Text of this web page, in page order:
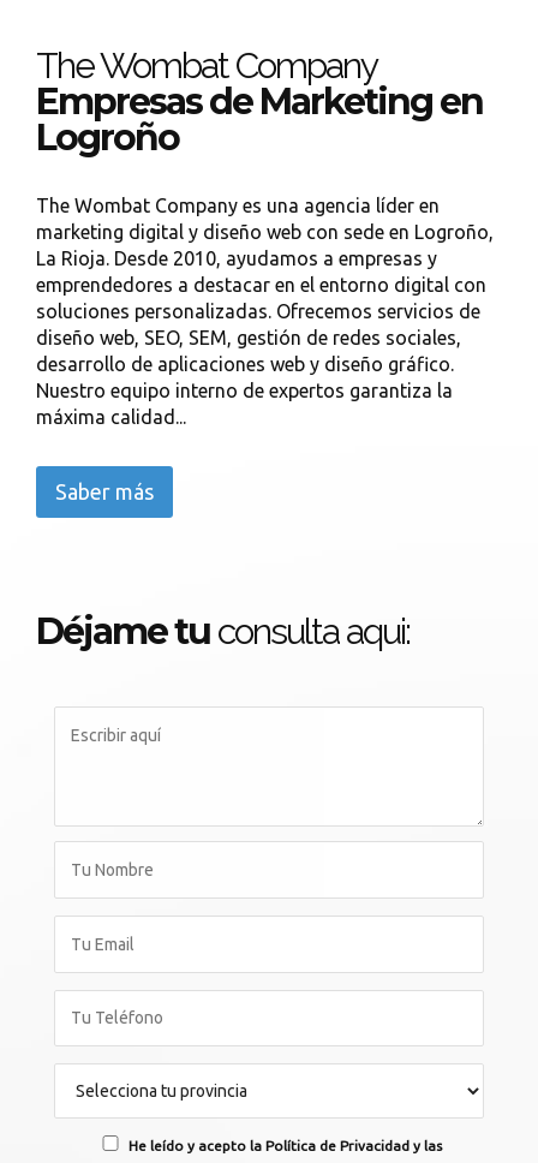
The Wombat Company
Empresas de Marketing en
Logroño
The Wombat Company es una agencia líder en
marketing digital y diseño web con sede en Logroño,
La Rioja. Desde 2010, ayudamos a empresas y
emprendedores a destacar en el entorno digital con
soluciones personalizadas. Ofrecemos servicios de
diseño web, SEO, SEM, gestión de redes sociales,
desarrollo de aplicaciones web y diseño gráfico.
Nuestro equipo interno de expertos garantiza la
máxima calidad...
Saber más
Déjame tu consulta aqui:
He leído y acepto la Política de Privacidad y las